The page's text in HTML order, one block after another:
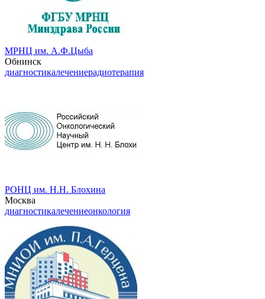
МРНЦ им. А.Ф.Цыба
Обнинск
диагностикалечениерадиотерапия
РОНЦ им. Н.Н. Блохина
Москва
диагностикалечениеонкология